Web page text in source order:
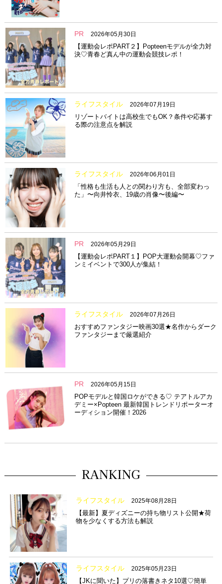
PR 2026年05月30日
【運動会レポPART２】Popteenモデルが全力対
決♡青春ど真ん中の運動会競技レポ！
ライフスタイル 2026年07月19日
リゾートバイトは高校生でもOK？条件や応募す
る際の注意点を解説
ライフスタイル 2026年06月01日
「性格も生活も人との関わり方も、全部変わっ
た」〜向井怜衣、19歳の肖像〜後編〜
PR 2026年05月29日
【運動会レポPART１】POP大運動会開幕♡ファ
ンミイベントで300人が集結！
ライフスタイル 2026年07月26日
おすすめファンタジー映画30選★名作からダーク
ファンタジーまで厳選紹介
PR 2026年05月15日
POPモデルと韓国ロケができる♡ テアトルアカ
デミー×Popteen 最新韓国トレンドリポーターオ
ーディション開催！2026
RANKING
ライフスタイル 2025年08月28日
【最新】夏ディズニーの持ち物リスト公開★荷
物を少なくする方法も解説
ライフスタイル 2025年05月23日
【JKに聞いた】プリの落書きネタ10選♡簡単